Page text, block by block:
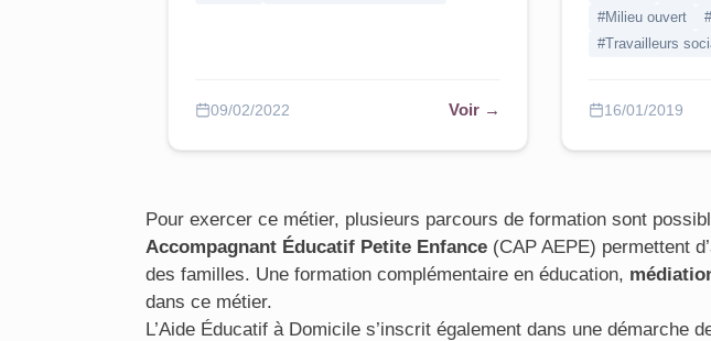
09/02/2022 Voir →
#Milieu ouvert
#Travailleurs
16/01/2019
Pour exercer ce métier, plusieurs parcours de formation sont
Accompagnant Éducatif Petite Enfance (CAP AEPE) permettent
des familles. Une formation complémentaire en éducation,
dans ce métier.
L’Aide Éducatif à Domicile s’inscrit également dans une démarche